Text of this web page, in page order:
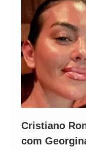
Cristiano
com